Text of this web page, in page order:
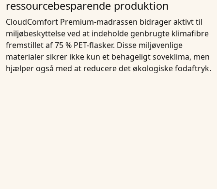
ressourcebesparende produktion
CloudComfort Premium-madrassen bidrager aktivt til
miljøbeskyttelse ved at indeholde genbrugte klimafibre
fremstillet af 75 % PET-flasker. Disse miljøvenlige
materialer sikrer ikke kun et behageligt soveklima, men
hjælper også med at reducere det økologiske fodaftryk.